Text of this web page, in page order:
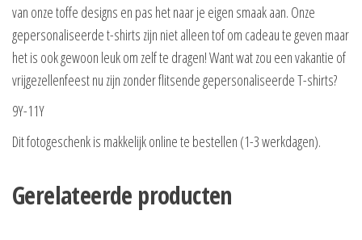
van onze toffe designs en pas het naar je eigen smaak aan. Onze
gepersonaliseerde t-shirts zijn niet alleen tof om cadeau te geven maar
het is ook gewoon leuk om zelf te dragen! Want wat zou een vakantie of
vrijgezellenfeest nu zijn zonder flitsende gepersonaliseerde T-shirts?
9Y-11Y
Dit fotogeschenk is makkelijk online te bestellen (1-3 werkdagen).
Gerelateerde producten